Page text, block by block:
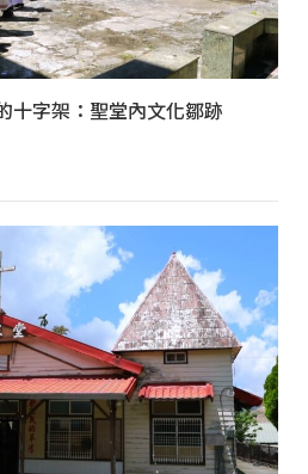
十字架：聖堂內文化鄒跡